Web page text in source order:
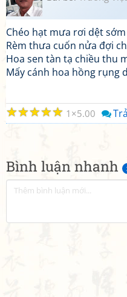
Bình luận nhanh
Chéo hạt mưa rơi dệt
Rèm thưa cuốn nửa đợi
Hoa sen tàn tạ chiều thu
Mấy cánh hoa hồng rụng
☆
☆
☆
☆
☆ 1 5.00